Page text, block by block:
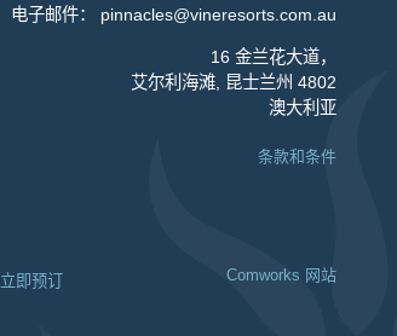
电子邮件： pinnacles@vineresorts.com.au
16 金兰花大道，
艾尔利海滩, 昆士兰州 4802
澳大利亚
条款和条件
立即预订 Comworks 网站